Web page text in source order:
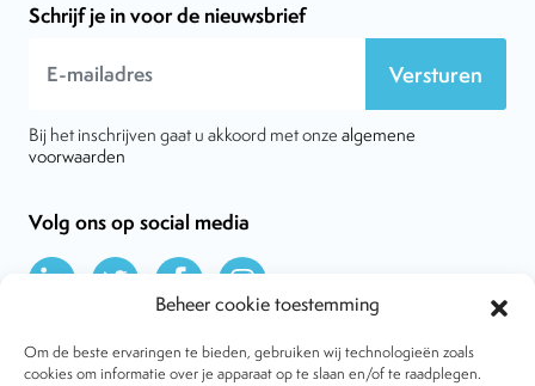
Beheer cookie toestemming
Om de beste ervaringen te bieden, gebruiken wij technologieën zoals
cookies om informatie over je apparaat op te slaan en/of te raadplegen.
Schrijf je in voor de nieuwsbrief
Versturen
Bij het inschrijven gaat u akkoord met onze algemene
voorwaarden
Volg ons op social media